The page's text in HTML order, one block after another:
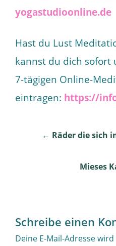
yogastudioonline.de
Hast du Lust
kannst du dich sofort
7-tägigen Online-
eintragen: https://
Post
← Räder die sich
Mieses
Schreibe einen
Deine E-Mail-Adresse